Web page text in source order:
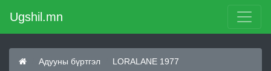
Ugshil.mn
Адууны бүртгэл LORALANE 1977